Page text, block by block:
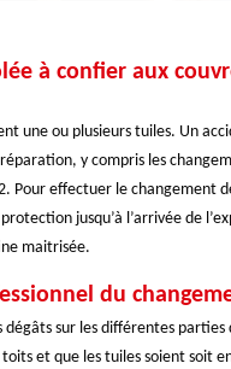
à confier aux
une ou plusieurs tuiles. Un
y compris les
Pour effectuer le changement
jusqu’à l’arrivée de
maitrisée.
du
sur les différentes
et que les tuiles soient soit